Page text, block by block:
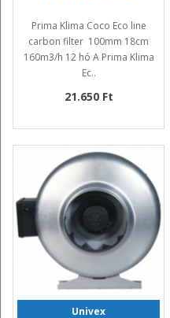
Prima Klima Coco Eco line
carbon filter 100mm 18cm
160m3/h 12 hó A Prima Klima
Ec..
21.650 Ft
Univex